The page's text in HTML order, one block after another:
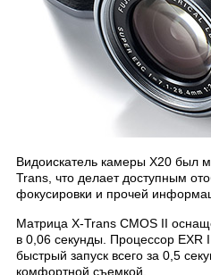
Видоискатель камеры X20 был
Trans, что делает доступным
фокусировки и прочей
Матрица X-Trans CMOS II
в 0,06 секунды. Процессор
быстрый запуск всего за 0,5
комфортной съемкой.